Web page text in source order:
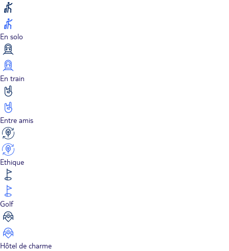
En solo
En train
Entre amis
Ethique
Golf
Hôtel de charme